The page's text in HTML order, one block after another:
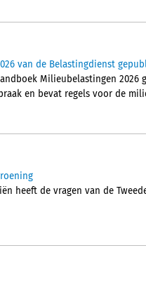
van de Belastingdienst
Milieubelastingen
en bevat regels voor de
heeft de vragen van de